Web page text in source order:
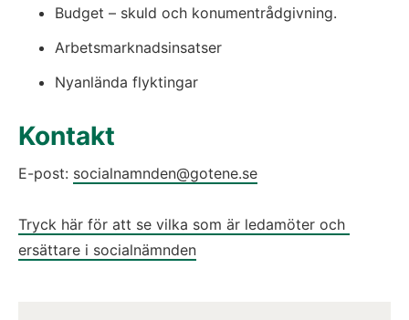
Budget – skuld och konumentrådgivning.
Arbetsmarknadsinsatser
Nyanlända flyktingar
Kontakt
E-post: socialnamnden@gotene.se
Tryck här för att se vilka som är ledamöter och
ersättare i socialnämnden